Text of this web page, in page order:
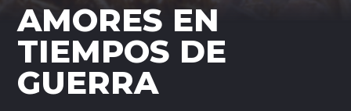
AMORES EN
TIEMPOS DE
GUERRA